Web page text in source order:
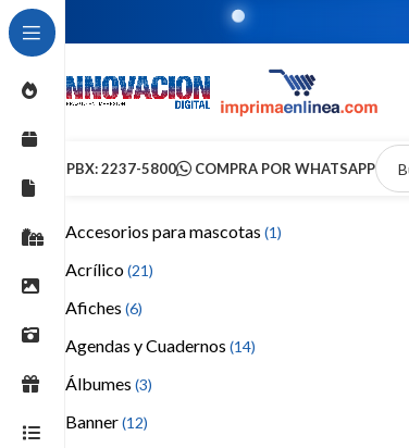
PBX: 2237-5800 COMPRA POR WHATSAPP
Accesorios para mascotas (1)
Acrílico(21)
Afiches (6)
Agendas y Cuadernos (14)
Álbumes (3)
Banner(12)